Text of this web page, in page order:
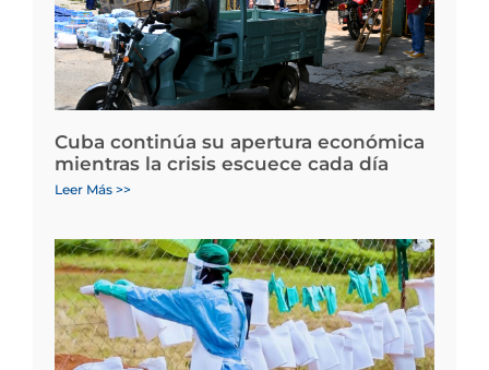
Cuba continúa su apertura económica
mientras la crisis escuece cada día
Leer Más >>